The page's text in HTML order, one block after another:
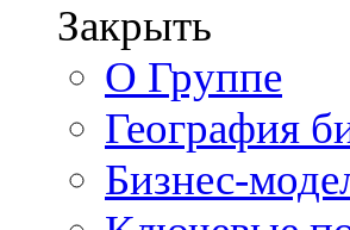
Закрыть
О Группе
География
Бизнес-